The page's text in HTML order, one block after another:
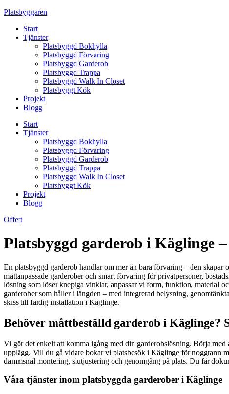
Skip
content
Platsbyggaren
Start
Tjänster
Platsbyggd Bokhylla
Platsbyggd Förvaring
Platsbyggd Garderob
Platsbyggd Trappa
Platsbyggd Walk In Closet
Platsbyggt Kök
Projekt
Blogg
Start
Tjänster
Platsbyggd Bokhylla
Platsbyggd Förvaring
Platsbyggd Garderob
Platsbyggd Trappa
Platsbyggd Walk In Closet
Platsbyggt Kök
Projekt
Blogg
Offert
Platsbyggd garderob i Käglinge
En platsbyggd garderob handlar om mer än bara förvaring – den
måttanpassade garderober och smart förvaring för privatpersoner,
lösning som löser knepiga vinklar, anpassar vi form, funktion, material
garderober som håller i längden – med integrerad belysning,
skiss till färdig installation i Käglinge.
Behöver måttbeställd garderob i Käglinge?
Vi gör det enkelt att komma igång med din garderobslösning. Börja
upplägg. Vill du gå vidare bokar vi platsbesök i Käglinge för noggrann
dammsnål montering, slutjustering och genomgång på plats. Du får
Våra tjänster inom platsbyggda garderober i Käglinge